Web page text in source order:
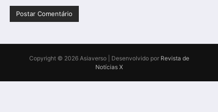
Copyright © 2026 Asiaverso | Desenvolvido por Revista de
Notícias X